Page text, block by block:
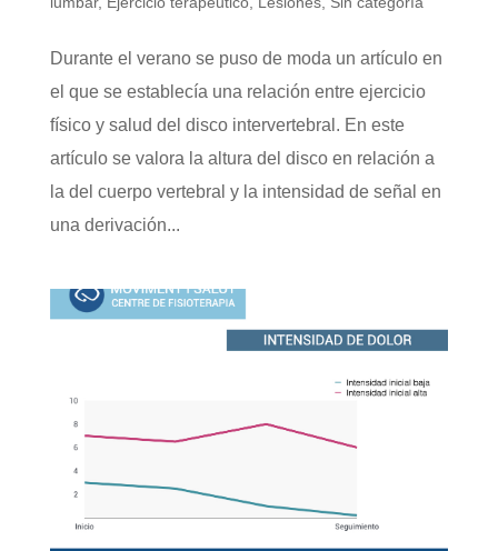
Durante el verano se puso de moda un artículo en
el que se establecía una relación entre ejercicio
físico y salud del disco intervertebral. En este
artículo se valora la altura del disco en relación a
la del cuerpo vertebral y la intensidad de señal en
una derivación...